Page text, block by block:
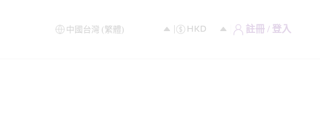
註冊 / 登入